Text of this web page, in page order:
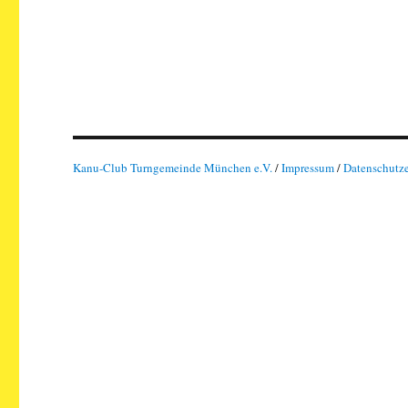
Kanu-Club Turngemeinde München e.V./Impressum/